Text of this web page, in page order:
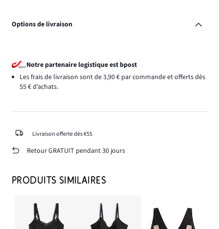
Options de livraison
Notre partenaire logistique est bpost
Les frais de livraison sont de 3,90 € par commande et offerts dès
55 € d’achats.
Livraison offerte dès €55
Retour GRATUIT pendant 30 jours
PRODUITS SIMILAIRES